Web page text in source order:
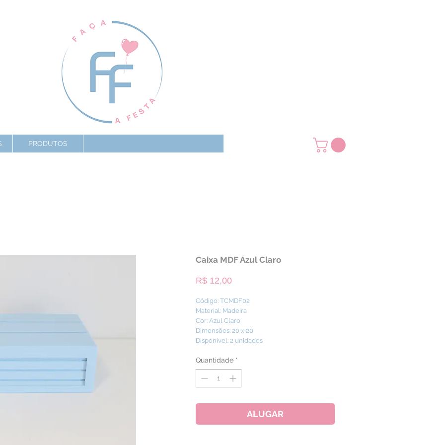
PRODUTOS
Caixa MDF Azul Claro
R$ 12,00Preço
Código: TCMDF02
Material: Madeira
Cor: Azul Claro
Dimensões: 20 x 20
Disponível: 2 unidades
Quantidade *
ALUGAR